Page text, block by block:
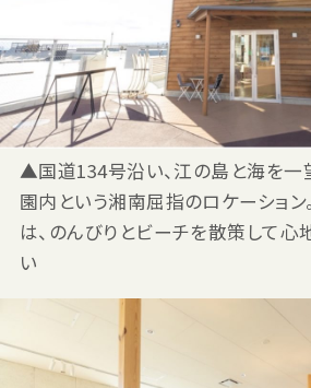
▲国道134号沿い、江の島と海を一
園内という湘南屈指のロケーション
は、のんびりとビーチを散策して
い